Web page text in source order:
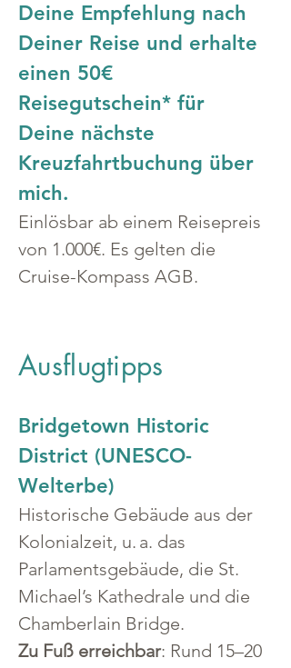
Deine Empfehlung nach
Deiner Reise und erhalte
einen 50€
Reisegutschein* für
Deine nächste
Kreuzfahrtbuchung über
mich.
Einlösbar ab einem Reisepreis
von 1.000€. Es gelten die
Cruise-Kompass AGB.
Ausflugtipps
Bridgetown Historic
District (UNESCO-
Welterbe)
Historische Gebäude aus der
Kolonialzeit, u. a. das
Parlamentsgebäude, die St.
Michael’s Kathedrale und die
Chamberlain Bridge.
Zu Fuß erreichbar: Rund 15–20